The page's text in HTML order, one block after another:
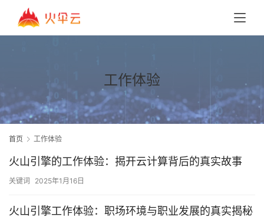
工作体验
首页 工作体验
火山引擎的工作体验：揭开云计算背后的真实故事
关键词 2025年1月16日
火山引擎工作体验：职场环境与职业发展的真实揭秘